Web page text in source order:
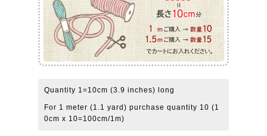
Quantity 1=10cm (3.9 inches) long
For 1 meter (1.1 yard) purchase quantity 10 (1
0cm x 10=100cm/1m)